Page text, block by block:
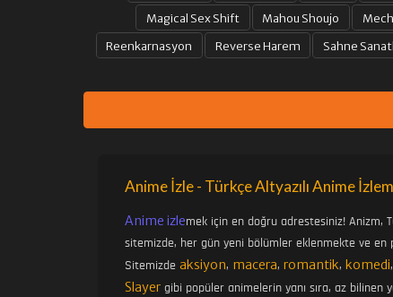
Magical Sex Shift
Mahou Shoujo
Reenkarnasyon
Reverse Harem Sahne
Anime İzle - Türkçe Altyazılı Anime
Anime izlemek için en doğru adrestesiniz! Anizm,
sitemizde, her gün yeni bölümler eklenmekte ve en
Sitemizde aksiyon, macera, romantik, komedi,
Slayergibi popüler animelerin yanı sıra, az bilinen